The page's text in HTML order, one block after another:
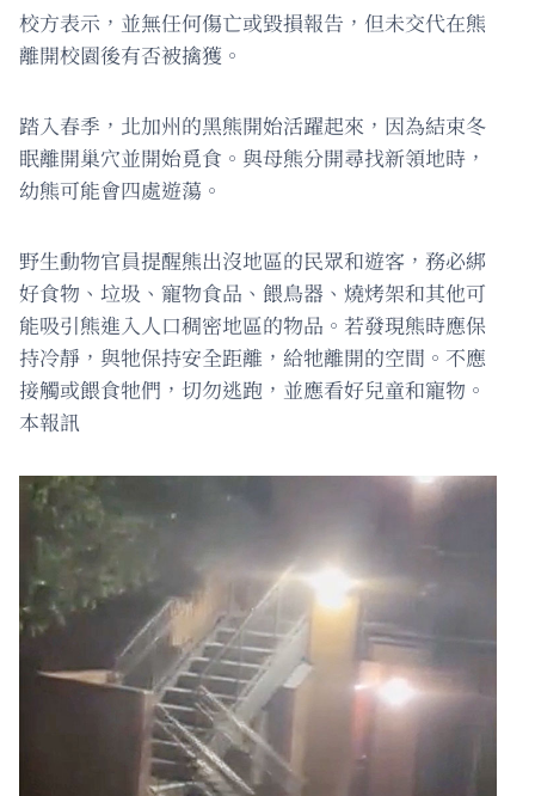
校方表示，並無任何傷亡或毀損報告，但未交代在熊
離開校園後有否被擒獲。
踏入春季，北加州的黑熊開始活躍起來，因為結束冬
眠離開巢穴並開始覓食。與母熊分開尋找新領地時，
幼熊可能會四處遊蕩。
野生動物官員提醒熊出沒地區的民眾和遊客，務必綁
好食物、垃圾、寵物食品、餵鳥器、燒烤架和其他可
能吸引熊進入人口稠密地區的物品。若發現熊時應保
持冷靜，與牠保持安全距離，給牠離開的空間。不應
接觸或餵食牠們，切勿逃跑，並應看好兒童和寵物。
本報訊